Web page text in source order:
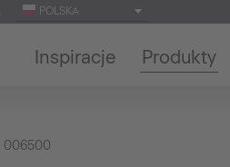
POLSKA
Inspiracje Produkty
006500